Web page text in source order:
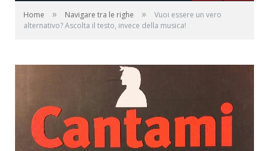
Home » Navigare tra le righe »
Vuoi essere un vero
alternativo? Ascolta il testo, invece della musica!